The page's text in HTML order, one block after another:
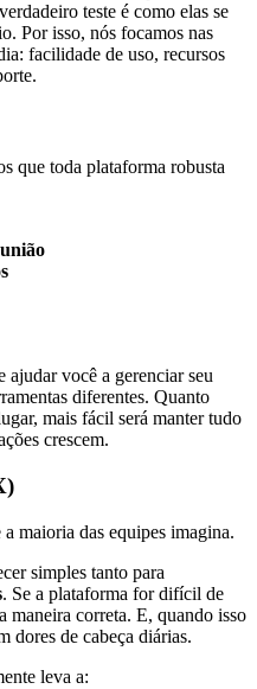
teste é como elas se
Por isso, nós focamos nas
facilidade de uso, recursos
que toda plataforma robusta
ajudar você a gerenciar seu
diferentes. Quanto
mais fácil será manter tudo
crescem.
maioria das equipes imagina.
simples tanto para
. Se a plataforma for difícil de
maneira correta. E, quando isso
dores de cabeça diárias.
leva a: